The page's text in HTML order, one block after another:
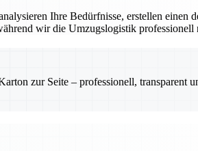
Ihre Bedürfnisse, erstellen einen
wir die Umzugslogistik professionell
zur Seite – professionell, transparent